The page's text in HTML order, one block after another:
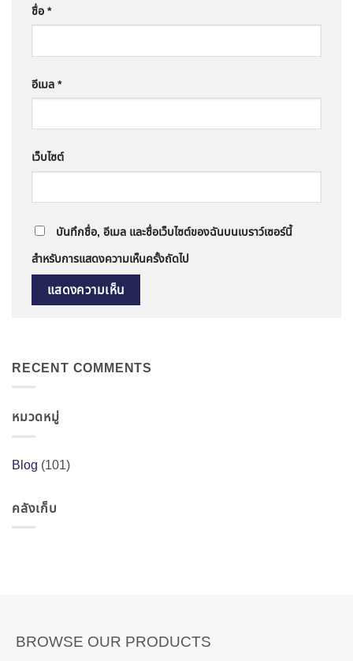
ชื่อ *
อีเมล *
เว็บไซต์
บันทึกชื่อ, อีเมล และชื่อเว็บไซต์ของฉันบนเบราว์เซอร์นี้
สำหรับการแสดงความเห็นครั้งถัดไป
RECENT COMMENTS
หมวดหมู่
Blog (101)
คลังเก็บ
BROWSE OUR PRODUCTS